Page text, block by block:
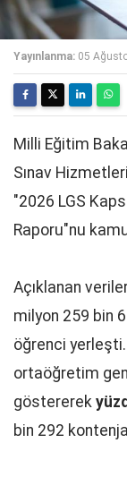
Yayınlanma: 05
Milli Eğitim
Sınav
"2026 LGS
Raporu"nu
Açıklanan
milyon 259 bin
öğrenci yerleşti.
ortaöğretim
göstererek
bin 292